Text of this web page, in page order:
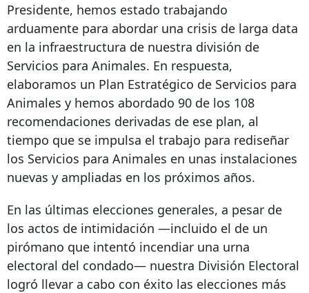
Presidente, hemos estado trabajando
arduamente para abordar una crisis de larga data
en la infraestructura de nuestra división de
Servicios para Animales. En respuesta,
elaboramos un Plan Estratégico de Servicios para
Animales y hemos abordado 90 de los 108
recomendaciones derivadas de ese plan, al
tiempo que se impulsa el trabajo para rediseñar
los Servicios para Animales en unas instalaciones
nuevas y ampliadas en los próximos años.
En las últimas elecciones generales, a pesar de
los actos de intimidación —incluido el de un
pirómano que intentó incendiar una urna
electoral del condado— nuestra División Electoral
logró llevar a cabo con éxito las elecciones más